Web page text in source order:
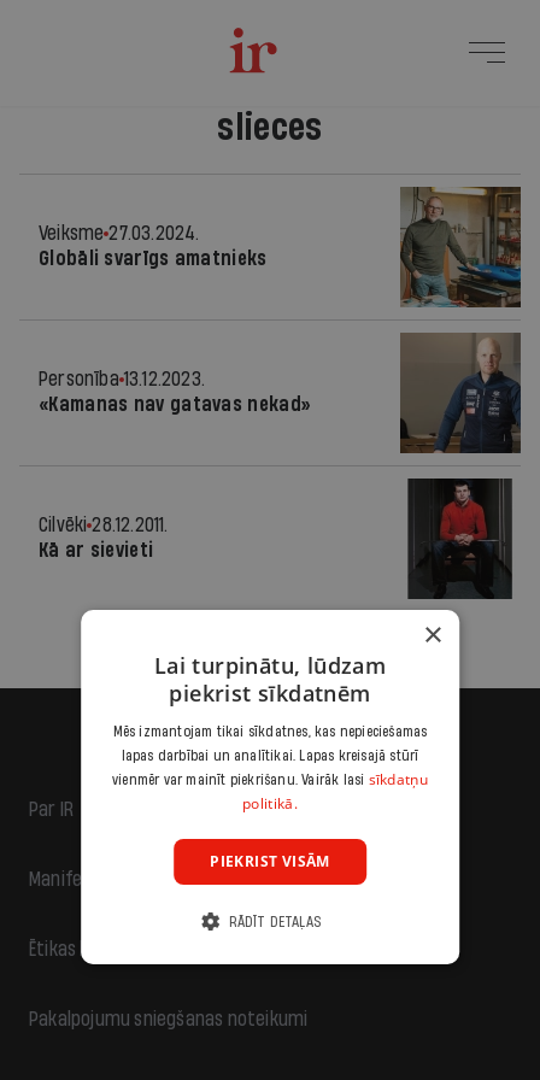
slieces
Veiksme 27.03.2024.
Globāli svarīgs amatnieks
Personība 13.12.2023.
«Kamanas nav gatavas nekad»
Cilvēki 28.12.2011.
Kā ar sievieti
Par IR
Manifests
Ētikas kodekss
Pakalpojumu sniegšanas noteikumi
×
Lai turpinātu, lūdzam
piekrist sīkdatnēm
Mēs izmantojam tikai sīkdatnes, kas nepieciešamas
lapas darbībai un analītikai. Lapas kreisajā stūrī
vienmēr var mainīt piekrišanu. Vairāk lasi sīkdatņu
politikā.
PIEKRIST VISĀM
RĀDĪT DETAĻAS